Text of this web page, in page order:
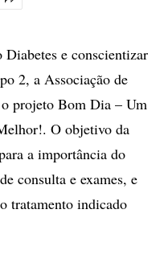
e conscientizar
2, a Associação de
projeto Bom Dia – Um
O objetivo da
a importância do
consulta e exames, e
tratamento indicado